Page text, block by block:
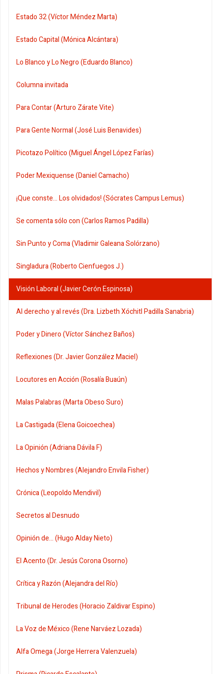
Estado 32 (Víctor Méndez Marta)
Estado Capital (Mónica Alcántara)
Lo Blanco y Lo Negro (Eduardo Blanco)
Columna invitada
Para Contar (Arturo Zárate Vite)
Para Gente Normal (José Luis Benavides)
Picotazo Político (Miguel Ángel López Farías)
Poder Mexiquense (Daniel Camacho)
¡Que conste... Los olvidados! (Sócrates Campus Lemus)
Se comenta sólo con (Carlos Ramos Padilla)
Sin Punto y Coma (Vladimir Galeana Solórzano)
Singladura (Roberto Cienfuegos J.)
Visión Laboral (Javier Cerón Espinosa)
Al derecho y al revés (Dra. Lizbeth Xóchitl Padilla Sanabria)
Poder y Dinero (Víctor Sánchez Baños)
Reflexiones (Dr. Javier González Maciel)
Locutores en Acción (Rosalía Buaún)
Malas Palabras (Marta Obeso Suro)
La Castigada (Elena Goicoechea)
La Opinión (Adriana Dávila F)
Hechos y Nombres (Alejandro Envila Fisher)
Crónica (Leopoldo Mendivil)
Secretos al Desnudo
Opinión de... (Hugo Alday Nieto)
El Acento (Dr. Jesús Corona Osorno)
Crítica y Razón (Alejandra del Río)
Tribunal de Herodes (Horacio Zaldivar Espino)
La Voz de México (Rene Narváez Lozada)
Alfa Omega (Jorge Herrera Valenzuela)